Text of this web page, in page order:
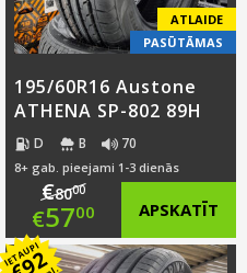
ATLAIDE
PASŪTĀMAS
195/60R16 Austone
ATHENA SP-802 89H
D B 70
8+ gab. pieejami 1-3 dienās
€8000
Original
price
€5700
Current
APSKATĪT
IETAUPI
92